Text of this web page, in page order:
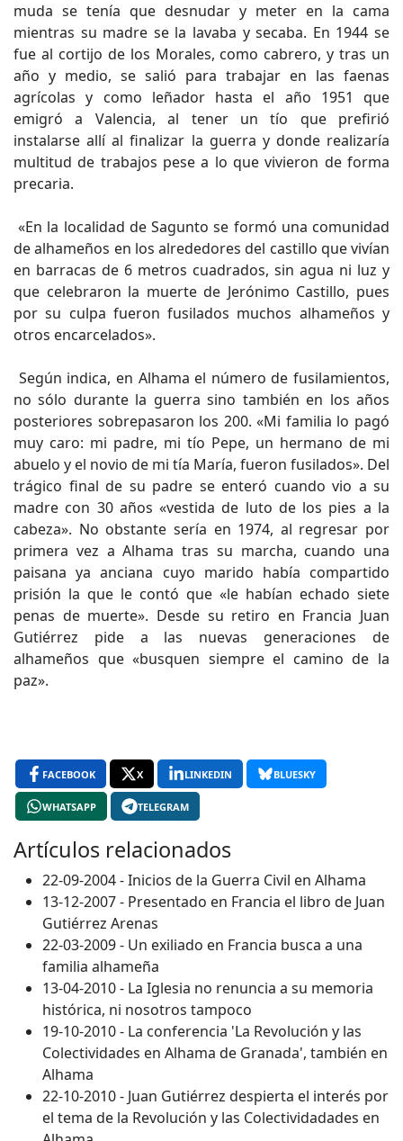
muda se tenía que desnudar y meter en la cama
mientras su madre se la lavaba y secaba. En 1944 se
fue al cortijo de los Morales, como cabrero, y tras un
año y medio, se salió para trabajar en las faenas
agrícolas y como leñador hasta el año 1951 que
emigró a Valencia, al tener un tío que prefirió
instalarse allí al finalizar la guerra y donde realizaría
multitud de trabajos pese a lo que vivieron de forma
precaria.
«En la localidad de Sagunto se formó una comunidad
de alhameños en los alrededores del castillo que vivían
en barracas de 6 metros cuadrados, sin agua ni luz y
que celebraron la muerte de Jerónimo Castillo, pues
por su culpa fueron fusilados muchos alhameños y
otros encarcelados».
Según indica, en Alhama el número de fusilamientos,
no sólo durante la guerra sino también en los años
posteriores sobrepasaron los 200. «Mi familia lo pagó
muy caro: mi padre, mi tío Pepe, un hermano de mi
abuelo y el novio de mi tía María, fueron fusilados». Del
trágico final de su padre se enteró cuando vio a su
madre con 30 años «vestida de luto de los pies a la
cabeza». No obstante sería en 1974, al regresar por
primera vez a Alhama tras su marcha, cuando una
paisana ya anciana cuyo marido había compartido
prisión la que le contó que «le habían echado siete
penas de muerte». Desde su retiro en Francia Juan
Gutiérrez pide a las nuevas generaciones de
alhameños que «busquen siempre el camino de la
paz».
FACEBOOK X LINKEDIN BLUESKY
WHATSAPP TELEGRAM
Artículos relacionados
22-09-2004 - Inicios de la Guerra Civil en Alhama
13-12-2007 - Presentado en Francia el libro de Juan
Gutiérrez Arenas
22-03-2009 - Un exiliado en Francia busca a una
familia alhameña
13-04-2010 - La Iglesia no renuncia a su memoria
histórica, ni nosotros tampoco
19-10-2010 - La conferencia 'La Revolución y las
Colectividades en Alhama de Granada', también en
Alhama
22-10-2010 - Juan Gutiérrez despierta el interés por
el tema de la Revolución y las Colectividadades en